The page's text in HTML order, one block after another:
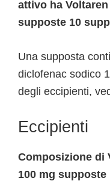
attivo ha
supposte 10
Una supposta
diclofenac sodico
degli eccipienti,
Eccipienti
Composizione di
100 mg